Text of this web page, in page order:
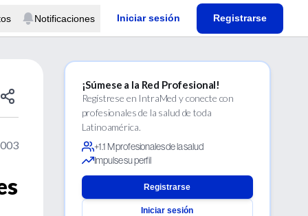
Notificaciones Iniciar sesión Registrarse
¡Súmese a la Red Profesional!
Regístrese en IntraMed y conecte con
profesionales de la salud de toda
Latinoamérica.
+1.1 M profesionales de la salud
Impulse su perfil
Registrarse
Iniciar sesión